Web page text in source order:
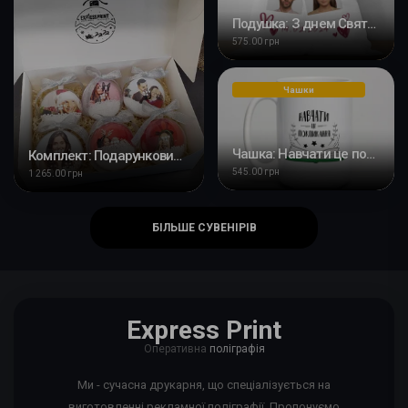
Комплект: Подарунковий бокс з ялинковими пластиковими кулями 6 шт з Вашим фото
1 265.00 грн
Подушка: З днем Святого Валентина
575.00 грн
Чашки
Чашка: Навчати це покликання
545.00 грн
БІЛЬШЕ СУВЕНІРІВ
Express Print
Оперативна поліграфія
Ми - сучасна друкарня, що спеціалізується на